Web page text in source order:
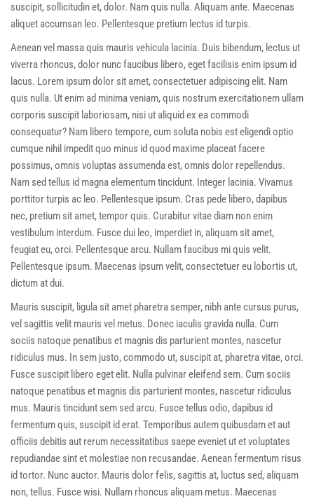
suscipit, sollicitudin et, dolor. Nam quis nulla. Aliquam ante. Maecenas
aliquet accumsan leo. Pellentesque pretium lectus id turpis.
Aenean vel massa quis mauris vehicula lacinia. Duis bibendum, lectus ut
viverra rhoncus, dolor nunc faucibus libero, eget facilisis enim ipsum id
lacus. Lorem ipsum dolor sit amet, consectetuer adipiscing elit. Nam
quis nulla. Ut enim ad minima veniam, quis nostrum exercitationem ullam
corporis suscipit laboriosam, nisi ut aliquid ex ea commodi
consequatur? Nam libero tempore, cum soluta nobis est eligendi optio
cumque nihil impedit quo minus id quod maxime placeat facere
possimus, omnis voluptas assumenda est, omnis dolor repellendus.
Nam sed tellus id magna elementum tincidunt. Integer lacinia. Vivamus
porttitor turpis ac leo. Pellentesque ipsum. Cras pede libero, dapibus
nec, pretium sit amet, tempor quis. Curabitur vitae diam non enim
vestibulum interdum. Fusce dui leo, imperdiet in, aliquam sit amet,
feugiat eu, orci. Pellentesque arcu. Nullam faucibus mi quis velit.
Pellentesque ipsum. Maecenas ipsum velit, consectetuer eu lobortis ut,
dictum at dui.
Mauris suscipit, ligula sit amet pharetra semper, nibh ante cursus purus,
vel sagittis velit mauris vel metus. Donec iaculis gravida nulla. Cum
sociis natoque penatibus et magnis dis parturient montes, nascetur
ridiculus mus. In sem justo, commodo ut, suscipit at, pharetra vitae, orci.
Fusce suscipit libero eget elit. Nulla pulvinar eleifend sem. Cum sociis
natoque penatibus et magnis dis parturient montes, nascetur ridiculus
mus. Mauris tincidunt sem sed arcu. Fusce tellus odio, dapibus id
fermentum quis, suscipit id erat. Temporibus autem quibusdam et aut
officiis debitis aut rerum necessitatibus saepe eveniet ut et voluptates
repudiandae sint et molestiae non recusandae. Aenean fermentum risus
id tortor. Nunc auctor. Mauris dolor felis, sagittis at, luctus sed, aliquam
non, tellus. Fusce wisi. Nullam rhoncus aliquam metus. Maecenas